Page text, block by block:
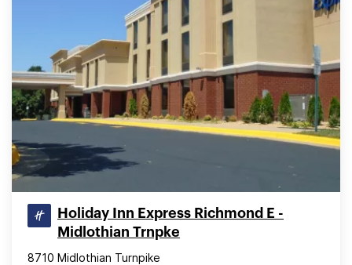
Holiday Inn Express Richmond E -
Midlothian Trnpke
8710 Midlothian Turnpike